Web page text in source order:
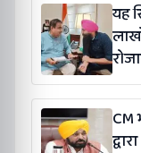
यह
कंग
CM